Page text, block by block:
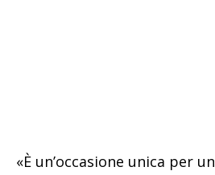
«È un’occasione unica per